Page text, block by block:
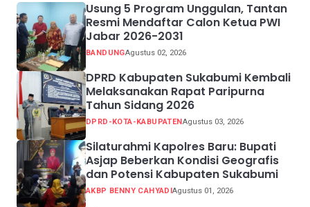
Usung 5 Program Unggulan, Tantan
Resmi Mendaftar Calon Ketua PWI
Jabar 2026-2031
BANDUNGAgustus 02, 2026
DPRD Kabupaten Sukabumi Kembali
Melaksanakan Rapat Paripurna
Tahun Sidang 2026
DPRD-KOTA-KABUPATEN Agustus 03, 2026
Silaturahmi Kapolres Baru: Bupati
Asjap Beberkan Kondisi Geografis
dan Potensi Kabupaten Sukabumi
AKBP BENNY CAHYADIAgustus 01, 2026